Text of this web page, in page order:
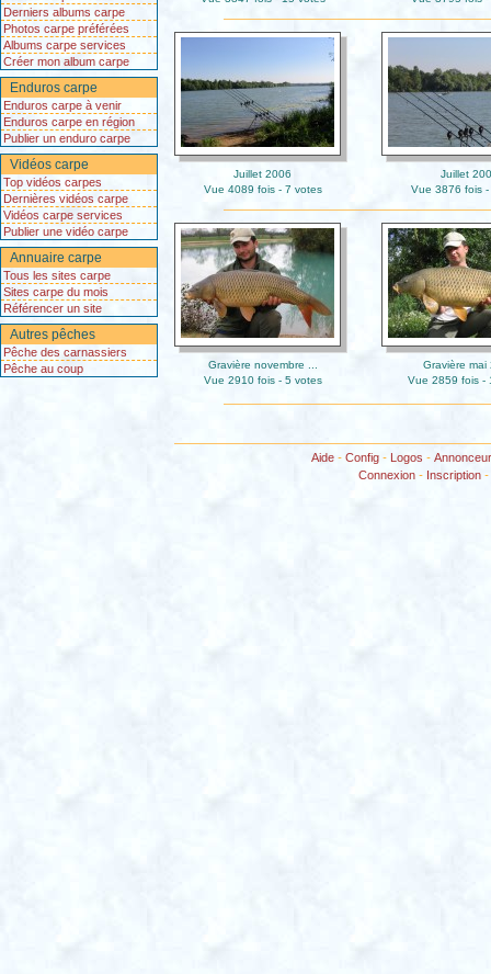
Derniers albums carpe
Photos carpe préférées
Albums carpe services
Créer mon album carpe
Enduros carpe
Enduros carpe à venir
Enduros carpe en région
Publier un enduro carpe
Vidéos carpe
Top vidéos carpes
Dernières vidéos carpe
Vidéos carpe services
Publier une vidéo carpe
Annuaire carpe
Tous les sites carpe
Sites carpe du mois
Référencer un site
Autres pêches
Pêche des carnassiers
Pêche au coup
Juillet 2006
Vue 4089 fois - 7 votes
Juillet
Vue 3876 fois -
Gravière novembre ...
Vue 2910 fois - 5 votes
Gravière mai
Vue 2859 fois -
Aide- Config- Logos -
Connexion - Inscription -